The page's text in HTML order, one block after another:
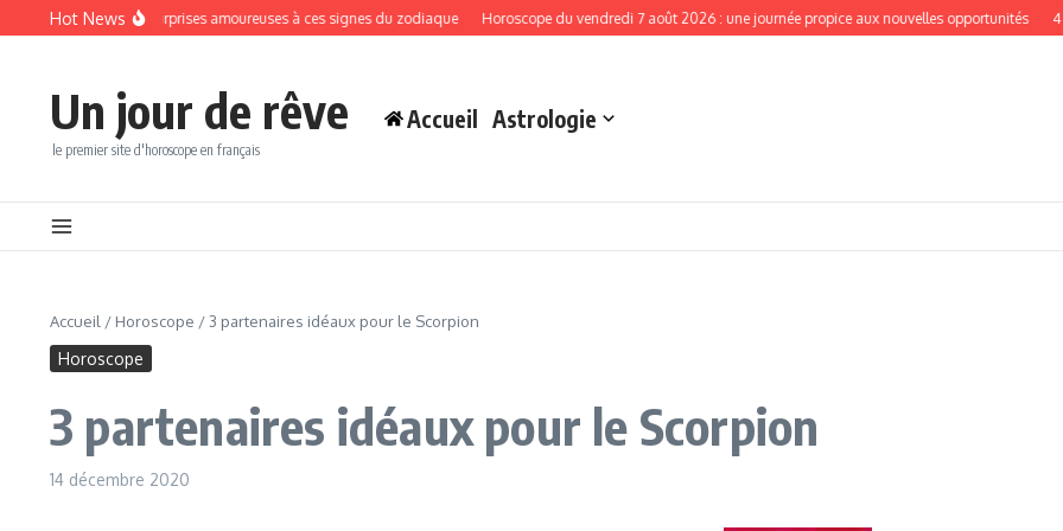
Aller au contenu
Hot News
des surprises amoureuses à ces signes du zodiaque Horoscope du vendredi 7 août 2026 : une journée propice aux nouvelles opportunités 4 signes
Un jour de rêve
le premier site d'horoscope en français
Accueil Astrologie
Accueil / Horoscope / 3 partenaires idéaux pour le Scorpion
Horoscope
3 partenaires idéaux pour le Scorpion
14 décembre 2020